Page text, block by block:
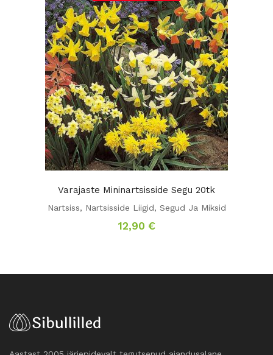
Varajaste Mininartsisside Segu 20tk
Nartsiss, Nartsisside Liigid, Segud Ja Miksid
12,90 €